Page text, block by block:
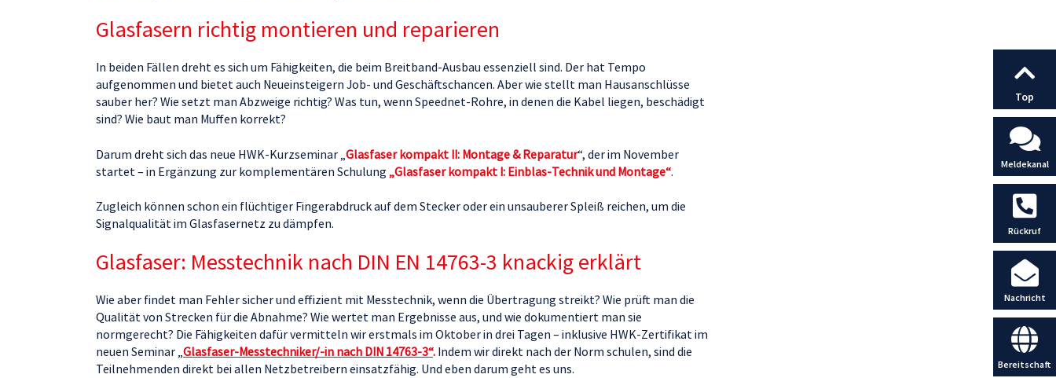
Top
Meldekanal
Rückruf
Nachricht
Bereitschaft
Glasfasern richtig montieren und reparieren
In beiden Fällen dreht es sich um Fähigkeiten, die beim Breitband-Ausbau essenziell sind. Der hat Tempo
aufgenommen und bietet auch Neueinsteigern Job- und Geschäftschancen. Aber wie stellt man Hausanschlüsse
sauber her? Wie setzt man Abzweige richtig? Was tun, wenn Speednet-Rohre, in denen die Kabel liegen, beschädigt
sind? Wie baut man Muffen korrekt?
Darum dreht sich das neue HWK-Kurzseminar „ Glasfaser kompakt II: Montage & Reparatur“, der im November
startet – in Ergänzung zur komplementären Schulung „Glasfaser kompakt I: Einblas-Technik und Montage“.
Zugleich können schon ein flüchtiger Fingerabdruck auf dem Stecker oder ein unsauberer Spleiß reichen, um die
Signalqualität im Glasfasernetz zu dämpfen.
Glasfaser: Messtechnik nach DIN EN 14763-3 knackig erklärt
Wie aber findet man Fehler sicher und effizient mit Messtechnik, wenn die Übertragung streikt? Wie prüft man die
Qualität von Strecken für die Abnahme? Wie wertet man Ergebnisse aus, und wie dokumentiert man sie
normgerecht? Die Fähigkeiten dafür vermitteln wir erstmals im Oktober in drei Tagen – inklusive HWK-Zertifikat im
neuen Seminar „Glasfaser-Messtechniker/-in nach DIN 14763-3“. Indem wir direkt nach der Norm schulen, sind die
Teilnehmenden direkt bei allen Netzbetreibern einsatzfähig. Und eben darum geht es uns.